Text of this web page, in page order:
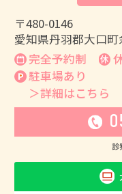
〒480-0146
愛知県丹羽郡大口
完全予約制
駐車場あり
＞詳細はこちら
診